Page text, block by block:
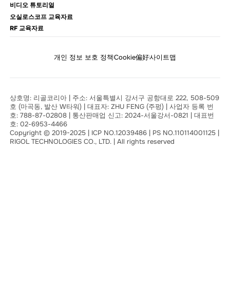
비디오 튜토리얼
오실로스코프 교육자료
RF 교육자료
개인 정보 보호 정책Cookie偏好사이트맵
상호명: 리골코리아 | 주소: 서울특별시 강서구 공항대로 222, 508-509
호 (마곡동, 발산 W타워) | 대표자: ZHU FENG (주펑) | 사업자 등록 번
호: 788-87-02808 | 통산판매업 신고: 2024-서울강서-0821 | 대표번
호: 02-6953-4466
Copyright © 2019-2025 | ICP NO.12039486 | PS NO.110114001125 |
RIGOL TECHNOLOGIES CO., LTD. | All rights reserved